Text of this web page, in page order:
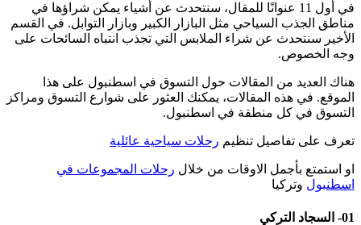
في أول 11 عنوانًا للمقال، سنتحدث عن أشياء يمكن شراؤها في
مناطق الجذب السياحي مثل البازار الكبير وبازار التوابل. في القسم
الأخير سنتحدث عن شراء الملابس التي تجذب انتباه السائحات على
وجه الخصوص.
هناك العديد من المقالات حول التسوق في اسطنبول على هذا
الموقع. في هذه المقالات، يمكنك العثور على شوارع التسوق ومراكز
التسوق في كل منطقة في اسطنبول.
تعرف على تفاصيل تنظيم رحلات سياحية عائلية
او استمتع بأجمل الاوقات من خلال رحلات المجموعات في
اسطنبول وتركيا
01- السجاد التركي